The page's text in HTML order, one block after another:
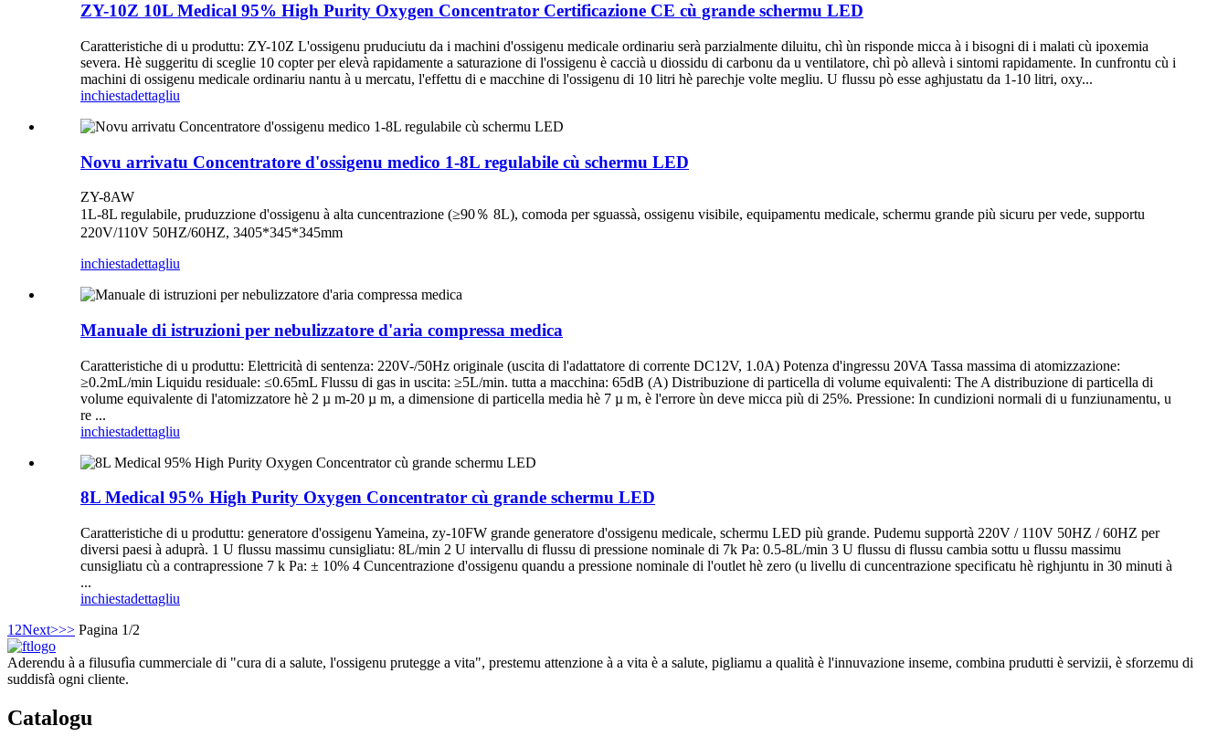
ZY-10Z 10L Medical 95% High Purity Oxygen Concentrator Certificazione CE cù grande schermu LED
Caratteristiche di u produttu: ZY-10Z L'ossigenu pruduciutu da i machini d'ossigenu medicale ordinariu serà parzialmente diluitu, chì ùn risponde micca à i bisogni di i malati cù ipoxemia
severa. Hè suggeritu di sceglie 10 copter per elevà rapidamente a saturazione di l'ossigenu è caccià u diossidu di carbonu da u ventilatore, chì pò allevà i sintomi rapidamente. In cunfrontu cù i
machini di ossigenu medicale ordinariu nantu à u mercatu, l'effettu di e macchine di l'ossigenu di 10 litri hè parechje volte megliu. U flussu pò esse aghjustatu da 1-10 litri, oxy...
inchiestadettagliu
Novu arrivatu Concentratore d'ossigenu medico 1-8L regulabile cù schermu LED
ZY-8AW
1L-8L regulabile, pruduzzione d'ossigenu à alta cuncentrazione (≥90％ 8L), comoda per sguassà, ossigenu visibile, equipamentu medicale, schermu grande più sicuru per vede, supportu
220V/110V 50HZ/60HZ, 3405*345*345mm
inchiestadettagliu
Manuale di istruzioni per nebulizzatore d'aria compressa medica
Caratteristiche di u produttu: Elettricità di sentenza: 220V-/50Hz originale (uscita di l'adattatore di corrente DC12V, 1.0A) Potenza d'ingressu 20VA Tassa massima di atomizzazione:
≥0.2mL/min Liquidu residuale: ≤0.65mL Flussu di gas in uscita: ≥5L/min. tutta a macchina: 65dB (A) Distribuzione di particella di volume equivalenti: The A distribuzione di particella di
volume equivalente di l'atomizzatore hè 2 µ m-20 µ m, a dimensione di particella media hè 7 µ m, è l'errore ùn deve micca più di 25%. Pressione: In cundizioni normali di u funziunamentu, u
re ...
inchiestadettagliu
8L Medical 95% High Purity Oxygen Concentrator cù grande schermu LED
Caratteristiche di u produttu: generatore d'ossigenu Yameina, zy-10FW grande generatore d'ossigenu medicale, schermu LED più grande. Pudemu supportà 220V / 110V 50HZ / 60HZ per
diversi paesi à aduprà. 1 U flussu massimu cunsigliatu: 8L/min 2 U intervallu di flussu di pressione nominale di 7k Pa: 0.5-8L/min 3 U flussu di flussu cambia sottu u flussu massimu
cunsigliatu cù a contrapressione 7 k Pa: ± 10% 4 Cuncentrazione d'ossigenu quandu a pressione nominale di l'outlet hè zero (u livellu di cuncentrazione specificatu hè righjuntu in 30 minuti à
...
inchiestadettagliu
1 2Next>>> Pagina 1/2
Aderendu à a filusufìa cummerciale di "cura di a salute, l'ossigenu prutegge a vita", prestemu attenzione à a vita è a salute, pigliamu a qualità è l'innuvazione inseme, combina prudutti è servizii, è sforzemu di
suddisfà ogni cliente.
Catalogu